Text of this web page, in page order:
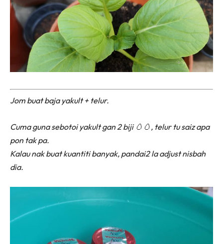
Jom buat baja yakult + telur.
Cuma guna sebotoi yakult gan 2 biji 🥚🥚, telur tu saiz apa
pon tak pa.
Kalau nak buat kuantiti banyak, pandai2 la adjust nisbah
dia.